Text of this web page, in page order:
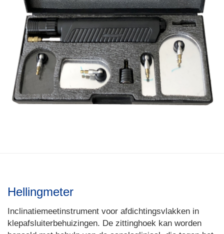
Hellingmeter
Inclinatiemeetinstrument voor afdichtingsvlakken in
klepafsluiterbehuizingen. De zittinghoek kan worden